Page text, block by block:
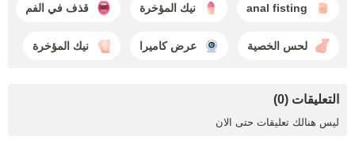
anal fisting نيك المؤخرة قذف في الفم
لحس الخصية عرض كاميرا نيك المؤخرة
التعليقات (0)
ليس هنالك تعليقات حتى الان